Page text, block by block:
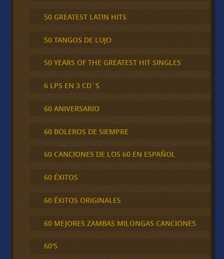
50 GREATEST LATIN HITS
50 TANGOS DE LUJO
50 YEARS OF THE GREATEST HIT SINGLES
6 LPS EN 3 CD´S
60 ANIVERSARIO
60 BOLEROS DE SIEMPRE
60 CANCIONES DE LOS 60 EN ESPAÑOL
60 ÉXITOS
60 ÉXITOS ORIGINALES
60 MEJORES ZAMBAS MILONGAS CANCIONES
60'S